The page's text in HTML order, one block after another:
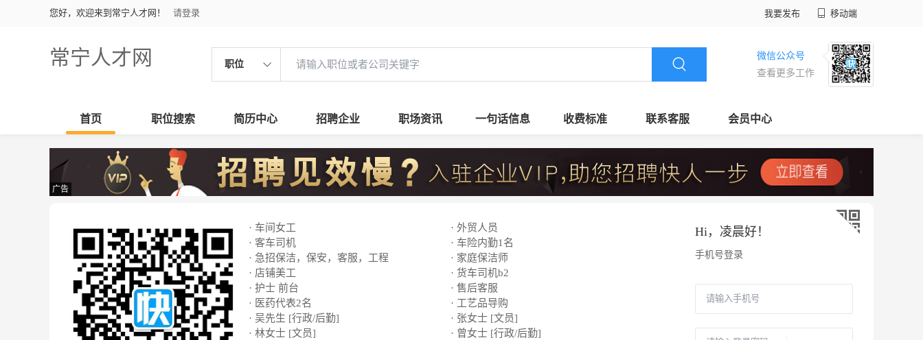
您好，欢迎来到常宁人才网！ 请登录 我要发布 移动端
常宁人才网 职位
微信公众号
查看更多工作
首页 职位搜索 简历中心 招聘企业 职场资讯 一句话信息 收费标准 联系客服 会员中心
广告
· 车间女工
· 外贸人员
· 客车司机
· 车险内勤1名
· 急招保洁，保安，客服，工程
· 家庭保洁师
· 店铺美工
· 货车司机b2
· 护士 前台
· 售后客服
· 医药代表2名
· 工艺品导购
· 吴先生 [行政/后勤]
· 张女士 [文员]
· 林女士 [文员]
· 曾女士 [行政/后勤]
Hi， 凌晨好！
手机号登录